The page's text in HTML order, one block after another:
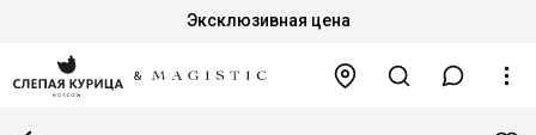
Эксклюзивная цена